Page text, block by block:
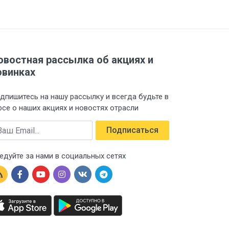
рассылка об акциях и
на нашу рассылку и всегда будьте в
о наших акциях и новостях отрасли
Подписаться
за нами в социальных сетях